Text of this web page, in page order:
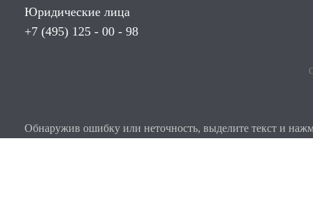
Юридические лица
+7 (495) 125 - 00 - 98
Обнаружив ошибку или неточность, выделите текст и